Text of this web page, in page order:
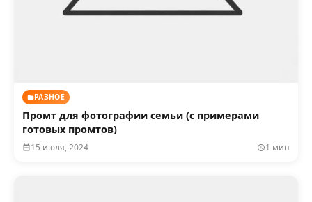
РАЗНОЕ
Промт для фотографии семьи (с примерами
готовых промтов)
15 июля, 2024 1 мин